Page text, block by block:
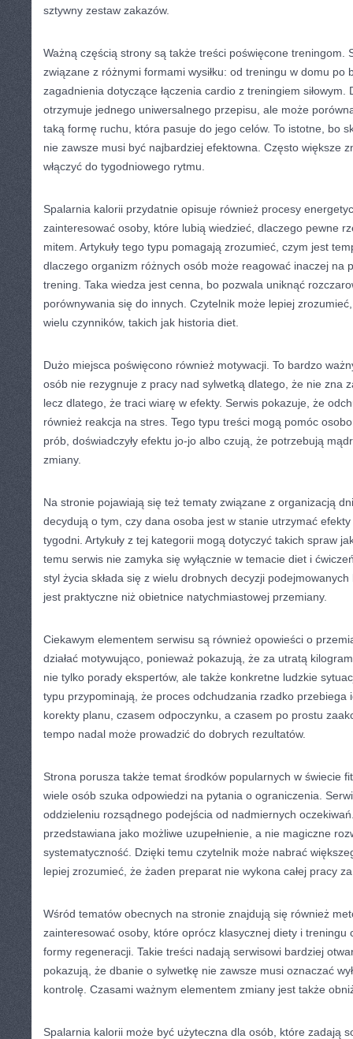
sztywny zestaw zakazów.
Ważną częścią strony są także treści poświęcone treningom.
związane z różnymi formami wysiłku: od treningu w domu po
zagadnienia dotyczące łączenia cardio z treningiem siłowym.
otrzymuje jednego uniwersalnego przepisu, ale może
taką formę ruchu, która pasuje do jego celów. To istotne, bo
nie zawsze musi być najbardziej efektowna. Często większe
włączyć do tygodniowego rytmu.
Spalarnia kalorii przydatnie opisuje również procesy
zainteresować osoby, które lubią wiedzieć, dlaczego pewne
mitem. Artykuły tego typu pomagają zrozumieć, czym jest
dlaczego organizm różnych osób może reagować inaczej na
trening. Taka wiedza jest cenna, bo pozwala uniknąć
porównywania się do innych. Czytelnik może lepiej
wielu czynników, takich jak historia diet.
Dużo miejsca poświęcono również motywacji. To bardzo
osób nie rezygnuje z pracy nad sylwetką dlatego, że nie zna
lecz dlatego, że traci wiarę w efekty. Serwis pokazuje, że
również reakcja na stres. Tego typu treści mogą pomóc
prób, doświadczyły efektu jo-jo albo czują, że potrzebują
zmiany.
Na stronie pojawiają się też tematy związane z organizacją
decydują o tym, czy dana osoba jest w stanie utrzymać efekty
tygodni. Artykuły z tej kategorii mogą dotyczyć takich spraw
temu serwis nie zamyka się wyłącznie w temacie diet i
styl życia składa się z wielu drobnych decyzji
jest praktyczne niż obietnice natychmiastowej przemiany.
Ciekawym elementem serwisu są również opowieści o
działać motywująco, ponieważ pokazują, że za utratą
nie tylko porady ekspertów, ale także konkretne ludzkie
typu przypominają, że proces odchudzania rzadko przebiega
korekty planu, czasem odpoczynku, a czasem po prostu
tempo nadal może prowadzić do dobrych rezultatów.
Strona porusza także temat środków popularnych w świecie
wiele osób szuka odpowiedzi na pytania o ograniczenia.
oddzieleniu rozsądnego podejścia od nadmiernych
przedstawiana jako możliwe uzupełnienie, a nie magiczne
systematyczność. Dzięki temu czytelnik może nabrać
lepiej zrozumieć, że żaden preparat nie wykona całej pracy za
Wśród tematów obecnych na stronie znajdują się również
zainteresować osoby, które oprócz klasycznej diety i treningu
formy regeneracji. Takie treści nadają serwisowi bardziej
pokazują, że dbanie o sylwetkę nie zawsze musi oznaczać
kontrolę. Czasami ważnym elementem zmiany jest także
Spalarnia kalorii może być użyteczna dla osób, które zadają